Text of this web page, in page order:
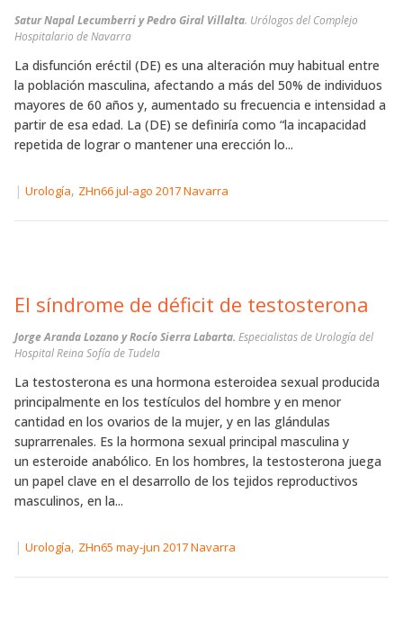
Satur Napal Lecumberri y Pedro Giral Villalta. Urólogos del Complejo
Hospitalario de Navarra
La disfunción eréctil (DE) es una alteración muy habitual entre
la población masculina, afectando a más del 50% de individuos
mayores de 60 años y, aumentado su frecuencia e intensidad a
partir de esa edad. La (DE) se definiría como “la incapacidad
repetida de lograr o mantener una erección lo...
| Urología, ZHn66 jul-ago 2017 Navarra
El síndrome de déficit de testosterona
Jorge Aranda Lozano y Rocío Sierra Labarta. Especialistas de Urología del
Hospital Reina Sofía de Tudela
La testosterona es una hormona esteroidea sexual producida
principalmente en los testículos del hombre y en menor
cantidad en los ovarios de la mujer, y en las glándulas
suprarrenales. Es la hormona sexual principal masculina y
un esteroide anabólico. En los hombres, la testosterona juega
un papel clave en el desarrollo de los tejidos reproductivos
masculinos, en la...
| Urología, ZHn65 may-jun 2017 Navarra